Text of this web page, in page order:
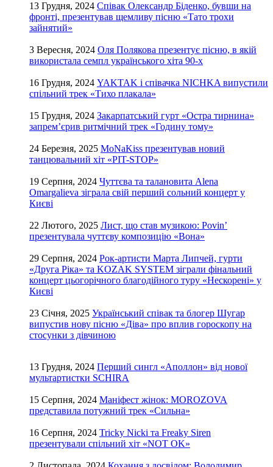
13 Грудня, 2024 Співак Олександр Біденко, бувши на
фронті, презентував щемливу пісню «Тато трохи
зайнятий»
3 Вересня, 2024 Оля Полякова презентує пісню, в якій
використала семпл українського хіта 90-х
16 Грудня, 2024 YAKTAK і співачка NICHKA випустили
спільний трек «Тихо плакала»
15 Грудня, 2024 Закарпатський гурт «Остра тирнина»
запрем’єрив ритмічний трек «Годину тому»
24 Березня, 2025 MoNaKiss презентував новий
танцювальний хіт «PIT-STOP»
19 Серпня, 2024 Чуттєва та талановита Alena
Omargalieva зіграла свій перший сольний концерт у
Києві
22 Лютого, 2025 Лист, що став музикою: Povin’
презентувала чуттєву композицію «Вона»
29 Серпня, 2024 Рок-артисти Марта Липчей, гурти
«Друга Ріка» та KOZAK SYSTEM зіграли фінальний
концерт цьогорічного благодійного туру «Нескорені» у
Києві
23 Січня, 2025 Український співак та блогер Шугар
випустив нову пісню «Діва» про вплив гороскопу на
стосунки з дівчиною
13 Грудня, 2024 Перший сингл «Аполлон» від нової
мультартистки SCHIRA
15 Серпня, 2024 Маніфест жінок: MOROZOVA
представила потужний трек «Сильна»
16 Серпня, 2024 Tricky Nicki та Freaky Siren
презентували спільний хіт «NOT OK»